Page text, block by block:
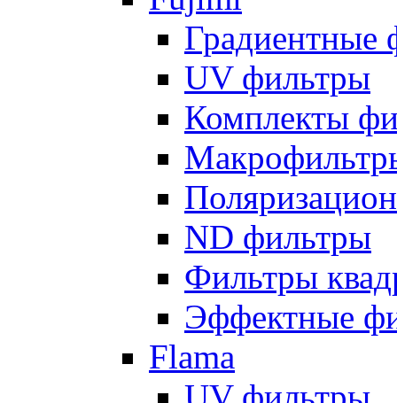
Градиентные
UV фильтры
Комплекты
ND фильтры
Фильтры
Эффектные
Flama